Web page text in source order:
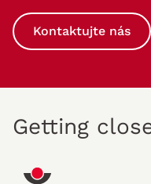
Kontaktujte nás
Getting